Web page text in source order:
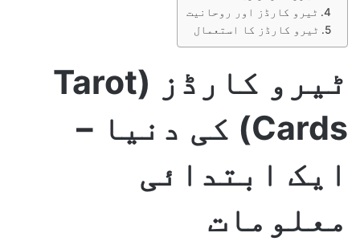
ٹیرو کارڈز اور روحانیت
ٹیرو کارڈز کا استعمال
ٹیرو کارڈز (Tarot
Cards) کی دنیا –
ایک ابتدائی
معلومات